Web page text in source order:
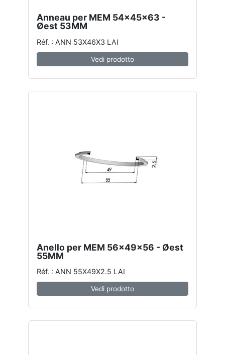
Anneau per MEM 54x45x63 -
Øest 53MM
Réf. : ANN 53X46X3 LAI
Vedi prodotto
Anello per MEM 56x49x56 - Øest
55MM
Réf. : ANN 55X49X2.5 LAI
Vedi prodotto